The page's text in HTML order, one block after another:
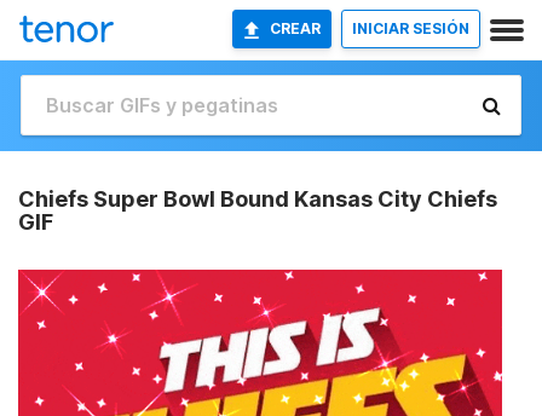
CREAR INICIAR SESIÓN
Chiefs Super Bowl Bound Kansas City Chiefs
GIF